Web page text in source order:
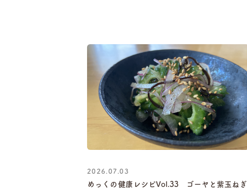
2026.07.03
めっくの健康レシピVol.33 ゴーヤと紫玉ねぎ